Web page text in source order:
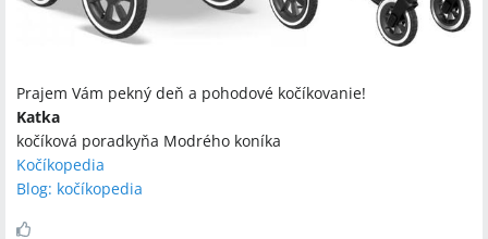
Prajem Vám pekný deň a pohodové kočíkovanie!
Katka
kočíková poradkyňa Modrého koníka
Kočíkopedia
Blog: kočíkopedia